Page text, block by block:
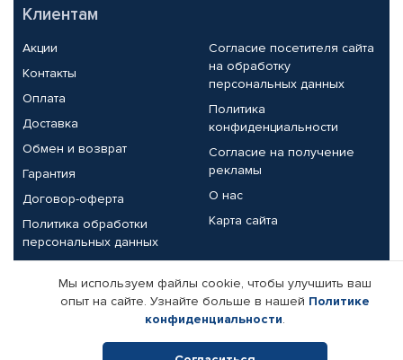
Клиентам
Акции
Контакты
Оплата
Доставка
Обмен и возврат
Гарантия
Договор-оферта
Политика обработки
персональных данных
Согласие посетителя сайта
на обработку
персональных данных
Политика
конфиденциальности
Согласие на получение
рекламы
О нас
Карта сайта
Партнерам
Корпоративным клиентам
Поставщикам
Реквизиты компании
Мы используем файлы cookie, чтобы улучшить ваш
опыт на сайте. Узнайте больше в нашей Политике
конфиденциальности.